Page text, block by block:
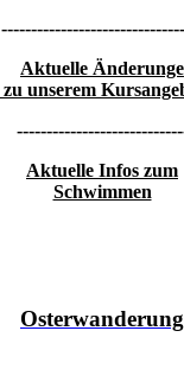
Aktuelle Änderunge
zu unserem
Aktuelle Infos zum
Schwimmen
Osterwanderung